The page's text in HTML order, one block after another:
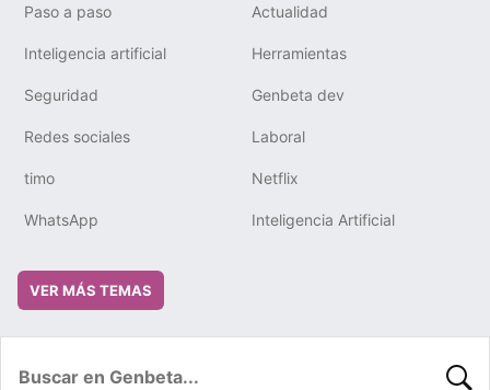
Paso a paso Actualidad
Inteligencia artificial Herramientas
Seguridad Genbeta dev
Redes sociales Laboral
timo Netflix
WhatsApp Inteligencia Artificial
VER MÁS TEMAS